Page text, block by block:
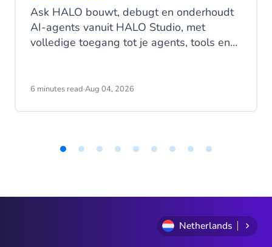
Ask HALO bouwt, debugt en onderhoudt
AI-agents vanuit HALO Studio, met
volledige toegang tot je agents, tools en
Intergamma het gebruiken.
6 minutes read·Aug 04, 2026
of
Netherlands